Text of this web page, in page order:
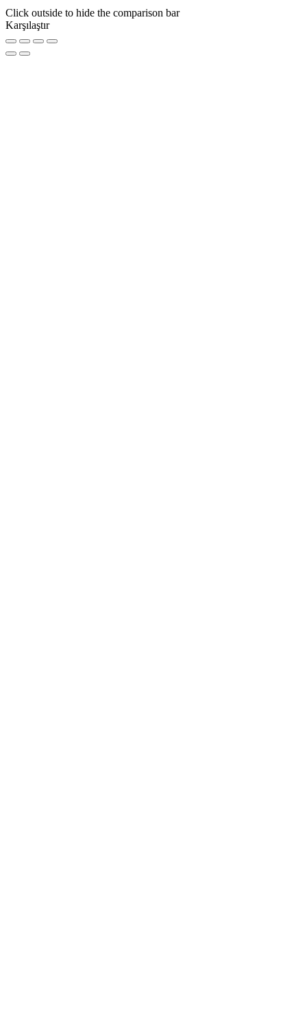
Click outside to hide the comparison bar
Karşılaştır